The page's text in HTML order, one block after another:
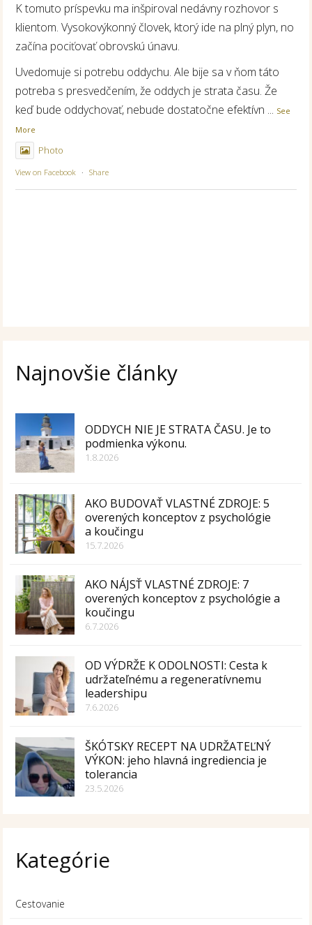
K tomuto príspevku ma inšpiroval nedávny rozhovor s
klientom. Vysokovýkonný človek, ktorý ide na plný plyn, no
začína pociťovať obrovskú únavu.
Uvedomuje si potrebu oddychu. Ale bije sa v ňom táto
potreba s presvedčením, že oddych je strata času. Že
keď bude oddychovať, nebude dostatočne efektívn ... See
More
Photo
View on Facebook · Share
Najnovšie články
ODDYCH NIE JE STRATA ČASU. Je to
podmienka výkonu.
1.8.2026
AKO BUDOVAŤ VLASTNÉ ZDROJE: 5
overených konceptov z psychológie
a koučingu
15.7.2026
AKO NÁJSŤ VLASTNÉ ZDROJE: 7
overených konceptov z psychológie a
koučingu
6.7.2026
OD VÝDRŽE K ODOLNOSTI: Cesta k
udržateľnému a regeneratívnemu
leadershipu
7.6.2026
ŠKÓTSKY RECEPT NA UDRŽATEĽNÝ
VÝKON: jeho hlavná ingrediencia je
tolerancia
23.5.2026
Kategórie
Cestovanie